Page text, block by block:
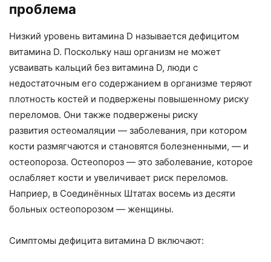
проблема
Низкий уровень витамина D называется дефицитом
витамина D. Поскольку наш организм не может
усваивать кальций без витамина D, люди с
недостаточным его содержанием в организме теряют
плотность костей и подвержены повышенному риску
переломов. Они также подвержены риску
развития остеомаляции — заболевания, при котором
кости размягчаются и становятся болезненными, — и
остеопороза. Остеопороз — это заболевание, которое
ослабляет кости и увеличивает риск переломов.
Наприер, в Соединённых Штатах восемь из десяти
больных остеопорозом — женщины.
Симптомы дефицита витамина D включают: